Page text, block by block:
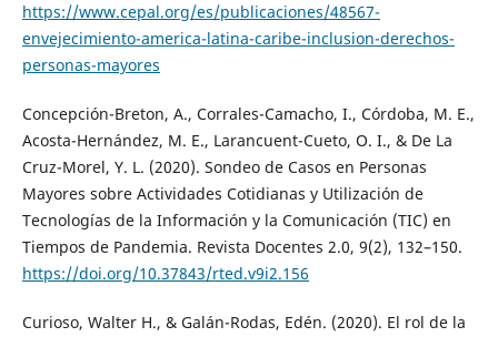
https://www.cepal.org/es/publicaciones/48567-
envejecimiento-america-latina-caribe-inclusion-derechos-
personas-mayores
Concepción-Breton, A., Corrales-Camacho, I., Córdoba, M. E.,
Acosta-Hernández, M. E., Larancuent-Cueto, O. I., & De La
Cruz-Morel, Y. L. (2020). Sondeo de Casos en Personas
Mayores sobre Actividades Cotidianas y Utilización de
Tecnologías de la Información y la Comunicación (TIC) en
Tiempos de Pandemia. Revista Docentes 2.0, 9(2), 132–150.
https://doi.org/10.37843/rted.v9i2.156
Curioso, Walter H., & Galán-Rodas, Edén. (2020). El rol de la